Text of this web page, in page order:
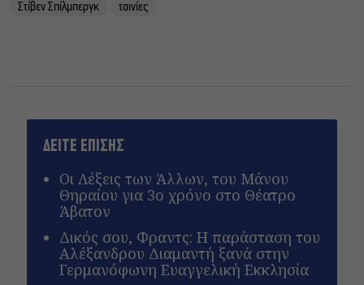
Στίβεν Σπίλμπεργκ
ταινίες
ΔΕΙΤΕ ΕΠΙΣΗΣ
Οι Λέξεις των Άλλων, του Μάνου
Θηραίου για 3ο χρόνο στο Θέατρο
Άβατον
Δικός σου, Φραντς: Η παράσταση του
Αλέξανδρου Διαμαντή ξανά στην
Γερμανόφωνη Ευαγγελική Εκκλησία